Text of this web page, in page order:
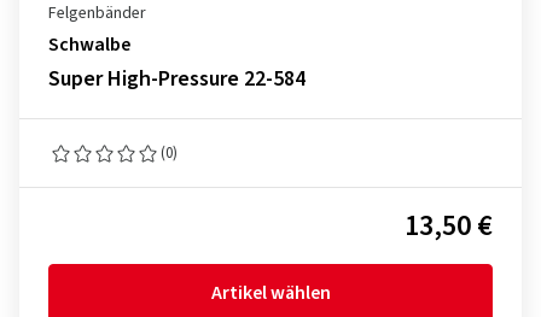
Felgenbänder
Schwalbe
Super High-Pressure 22-584
(0)
13,50 €
Artikel wählen